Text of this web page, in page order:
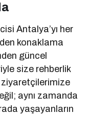
Antalya’yı her
konaklama
güncel
size rehberlik
ziyaretçilerimize
aynı zamanda
yaşayanların